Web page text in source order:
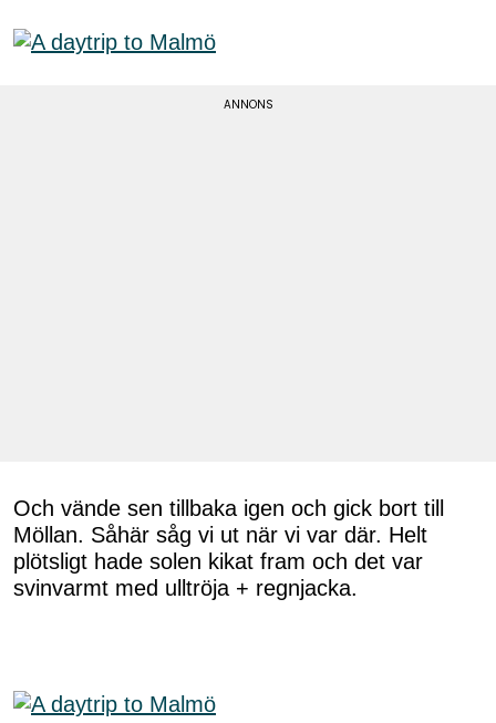
Och vände sen tillbaka igen och gick bort till
Möllan. Såhär såg vi ut när vi var där. Helt
plötsligt hade solen kikat fram och det var
svinvarmt med ulltröja + regnjacka.